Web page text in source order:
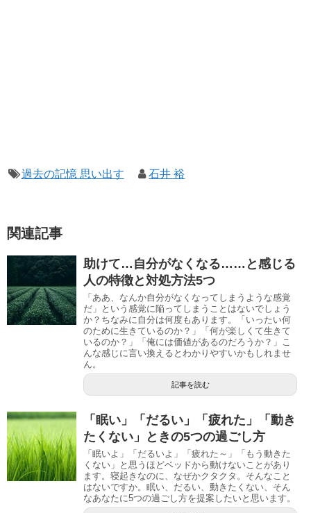
過去の記憶 思い出す 石井 裕
関連記事
助けて…自分がなくなる……と感じる
人の特徴と対処方法5つ
「ああ、なんか自分がなくなってしまうような感覚
だ」という感覚に陥ってしまうことはないでしょう
か？ちなみに自分は何度もあります。「いったい何
のために生きているのか？」「何が楽しくて生きて
いるのか？」「俺には価値があるのだろうか？」こ
んな感じに言い換えるとわかりやすいかもしれませ
ん。
記事を読む
「眠い」「だるい」「疲れた」「動き
たくない」ときの5つの過ごし方
「眠いよ」「だるいよ」「疲れた～」「もう動きた
くない」と思うほどベッドから動けないことがあり
ます。寝起きなのに、なぜかクタクタ。そんなこと
はないですか。眠い、だるい、動きたくない、そん
なあなたに5つの過ごし方を提案したいと思います。